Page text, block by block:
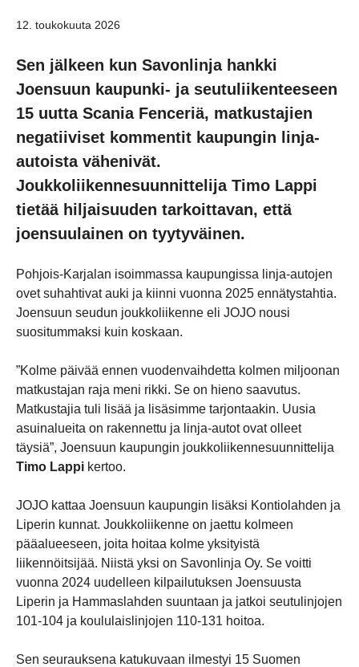
12. toukokuuta 2026
Sen jälkeen kun Savonlinja hankki
Joensuun kaupunki- ja seutuliikenteeseen
15 uutta Scania Fenceriä, matkustajien
negatiiviset kommentit kaupungin linja-
autoista vähenivät.
Joukkoliikennesuunnittelija Timo Lappi
tietää hiljaisuuden tarkoittavan, että
joensuulainen on tyytyväinen.
Pohjois-Karjalan isoimmassa kaupungissa linja-autojen
ovet suhahtivat auki ja kiinni vuonna 2025 ennätystahtia.
Joensuun seudun joukkoliikenne eli JOJO nousi
suositummaksi kuin koskaan.
”Kolme päivää ennen vuodenvaihdetta kolmen miljoonan
matkustajan raja meni rikki. Se on hieno saavutus.
Matkustajia tuli lisää ja lisäsimme tarjontaakin. Uusia
asuinalueita on rakennettu ja linja-autot ovat olleet
täysiä”, Joensuun kaupungin joukkoliikennesuunnittelija
Timo Lappi kertoo.
JOJO kattaa Joensuun kaupungin lisäksi Kontiolahden ja
Liperin kunnat. Joukkoliikenne on jaettu kolmeen
pääalueeseen, joita hoitaa kolme yksityistä
liikennöitsijää. Niistä yksi on Savonlinja Oy. Se voitti
vuonna 2024 uudelleen kilpailutuksen Joensuusta
Liperin ja Hammaslahden suuntaan ja jatkoi seutulinjojen
101-104 ja koululaislinjojen 110-131 hoitoa.
Sen seurauksena katukuvaan ilmestyi 15 Suomen